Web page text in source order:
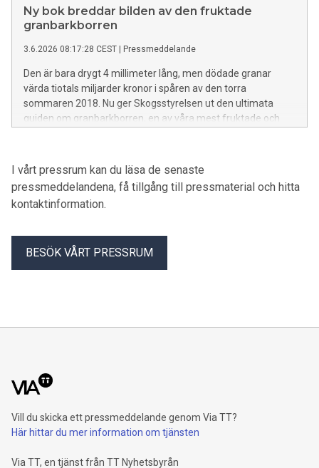
skriven av ekologen och jägmästaren Gunnar Isacsson,
boende utanför Kristianstad, med mer än en halvt sekels
Ny bok breddar bilden av den fruktade
granbarkborren
3.6.2026 08:17:28 CEST | Pressmeddelande
Den är bara drygt 4 millimeter lång, men dödade granar
värda tiotals miljarder kronor i spåren av den torra
sommaren 2018. Nu ger Skogsstyrelsen ut den ultimata
guiden om granbarkborren, en av våra mest fruktade och
mer än en halvt sekels erfarenhet av skalbaggen.
I vårt pressrum kan du läsa de senaste
pressmeddelandena, få tillgång till pressmaterial och hitta
kontaktinformation.
BESÖK VÅRT PRESSRUM
Vill du skicka ett pressmeddelande genom Via TT?
Här hittar du mer information om tjänsten
Via TT, en tjänst från TT Nyhetsbyrån